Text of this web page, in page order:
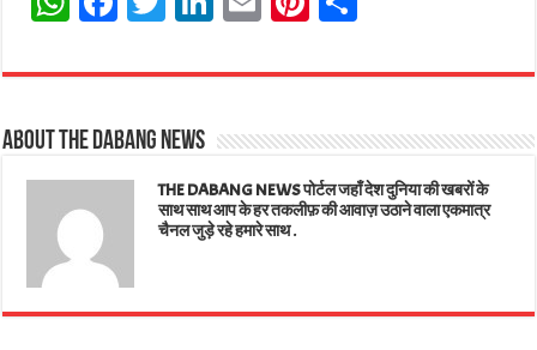
ts
A
pp
bo
ok
tt
er
ed ail er
t
e
About The Dabang News
THE DABANG NEWS पोर्टल जहाँ देश दुनिया की खबरों के
साथ साथ आप के हर तकलीफ़ की आवाज़ उठाने वाला एकमात्र
चैनल जुड़े रहे हमारे साथ .